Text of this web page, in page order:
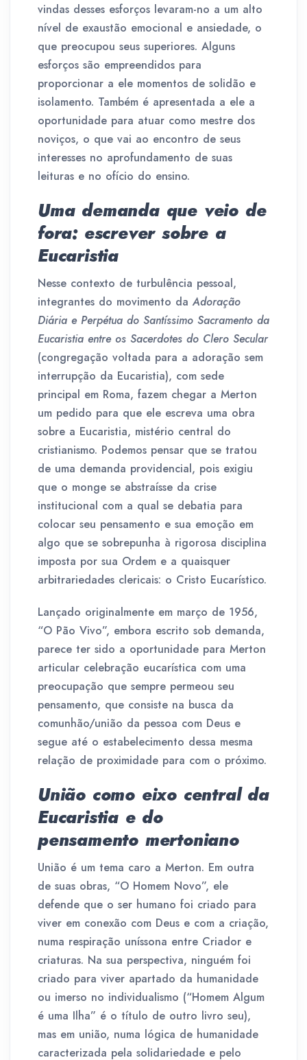
vindas desses esforços levaram-no a um alto
nível de exaustão emocional e ansiedade, o
que preocupou seus superiores. Alguns
esforços são empreendidos para
proporcionar a ele momentos de solidão e
isolamento. Também é apresentada a ele a
oportunidade para atuar como mestre dos
noviços, o que vai ao encontro de seus
interesses no aprofundamento de suas
leituras e no ofício do ensino.
Uma demanda que veio de
fora: escrever sobre a
Eucaristia
Nesse contexto de turbulência pessoal,
integrantes do movimento daAdoração
Diária e Perpétua do Santíssimo Sacramento da
Eucaristia entre os Sacerdotes do Clero Secular
(congregação voltada para a adoração sem
interrupção da Eucaristia), com sede
principal em Roma, fazem chegar a Merton
um pedido para que ele escreva uma obra
sobre a Eucaristia, mistério central do
cristianismo. Podemos pensar que se tratou
de uma demanda providencial, pois exigiu
que o monge se abstraísse da crise
institucional com a qual se debatia para
colocar seu pensamento e sua emoção em
algo que se sobrepunha à rigorosa disciplina
imposta por sua Ordem e a quaisquer
arbitrariedades clericais: o Cristo Eucarístico.
Lançado originalmente em março de 1956,
“O Pão Vivo”, embora escrito sob demanda,
parece ter sido a oportunidade para Merton
articular celebração eucarística com uma
preocupação que sempre permeou seu
pensamento, que consiste na busca da
comunhão/união da pessoa com Deus e
segue até o estabelecimento dessa mesma
relação de proximidade para com o próximo.
União como eixo central da
Eucaristia e do
pensamento mertoniano
União é um tema caro a Merton. Em outra
de suas obras, “O Homem Novo”, ele
defende que o ser humano foi criado para
viver em conexão com Deus e com a criação,
numa respiração uníssona entre Criador e
criaturas. Na sua perspectiva, ninguém foi
criado para viver apartado da humanidade
ou imerso no individualismo (“Homem Algum
é uma Ilha” é o título de outro livro seu),
mas em união, numa lógica de humanidade
caracterizada pela solidariedade e pelo